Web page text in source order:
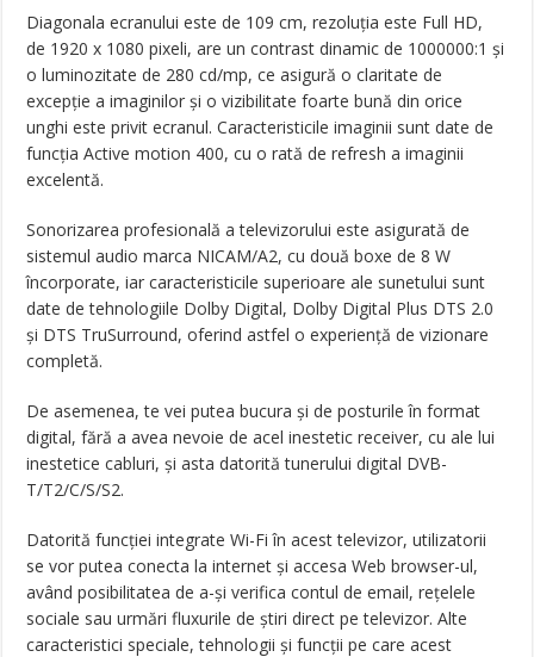
Diagonala ecranului este de 109 cm, rezoluția este Full HD,
de 1920 x 1080 pixeli, are un contrast dinamic de 1000000:1 și
o luminozitate de 280 cd/mp, ce asigură o claritate de
excepție a imaginilor și o vizibilitate foarte bună din orice
unghi este privit ecranul. Caracteristicile imaginii sunt date de
funcția Active motion 400, cu o rată de refresh a imaginii
excelentă.
Sonorizarea profesională a televizorului este asigurată de
sistemul audio marca NICAM/A2, cu două boxe de 8 W
încorporate, iar caracteristicile superioare ale sunetului sunt
date de tehnologiile Dolby Digital, Dolby Digital Plus DTS 2.0
și DTS TruSurround, oferind astfel o experiență de vizionare
completă.
De asemenea, te vei putea bucura și de posturile în format
digital, fără a avea nevoie de acel inestetic receiver, cu ale lui
inestetice cabluri, și asta datorită tunerului digital DVB-
T/T2/C/S/S2.
Datorită funcției integrate Wi-Fi în acest televizor, utilizatorii
se vor putea conecta la internet și accesa Web browser-ul,
având posibilitatea de a-și verifica contul de email, rețelele
sociale sau urmări fluxurile de știri direct pe televizor. Alte
caracteristici speciale, tehnologii și funcții pe care acest